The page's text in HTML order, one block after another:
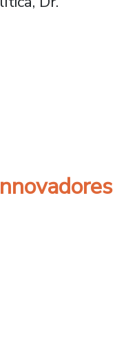
y escritor Dr.